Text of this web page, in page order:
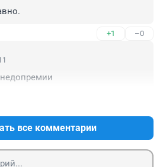
+1 –0
все комментарии